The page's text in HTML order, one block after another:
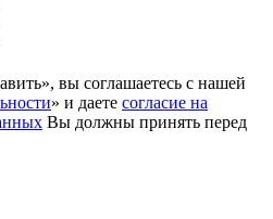
вы соглашаетесь с нашей
» и даете согласие на
Вы должны принять перед